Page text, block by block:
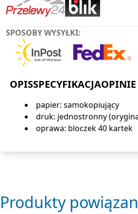
SPOSOBY WYSYŁKI:
OPISSPECYFIKACJAOPINIE
papier: samokopiujący
druk: jednostronny
oprawa: bloczek 40 kartek
Produkty